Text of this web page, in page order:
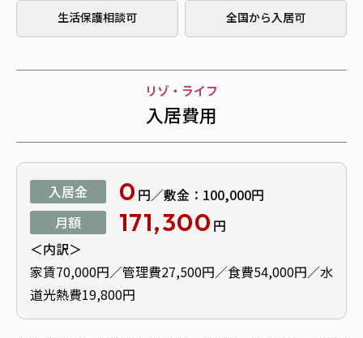
生活保護相談可 全国から入居可
リゾ・ライフ
入居費用
入居金 0 円／敷金：100,000円
月額
171,300 円
内訳
家賃70,000円／管理費27,500円／食費54,000円／水
道光熱費19,800円